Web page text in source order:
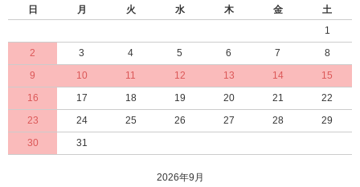
日
月 火 水 木 金
土
1
2
3 4 5 6 7
8
9
10 11 12 13 14
15
16
17 18 19 20 21
22
23
24 25 26 27 28
29
30
31
2026年9月